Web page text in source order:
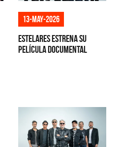
13-may-2026
Estelares estrena su
película documental